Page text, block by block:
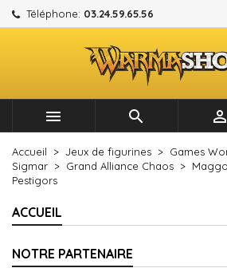
Téléphone: 03.24.59.65.56
  
Accueil Jeux de figurines Games
Sigmar
Grand Alliance Chaos
Pestigors
ACCUEIL
NOTRE PARTENAIRE
Mes listes d'envies
Créer une nouvelle liste
Créer une liste d'envies
Nom de la liste d'envies
Annuler Créer
Connexion
Vous devez être connecté pour
votre liste d'envies.